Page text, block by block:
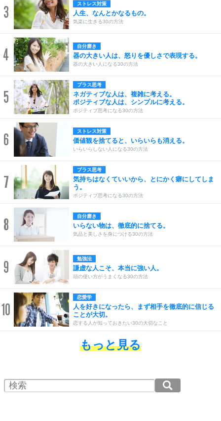
3 ストレス対策
人生、なんとかなるもの。
気楽に生きる30の方法
4 自分磨き
器の大きい人は、怒りを優しさで表現する。
器の大きい人になる30の方法
5
プラス思考
ネガティブな人は、複雑に考える。
ポジティブな人は、シンプルに考える。
ポジティブ思考になる30の方法
6 ストレス対策
価値観を捨てると、いらいらも消える。
いらいらしない人になる30の方法
7
プラス思考
気持ちはなくていいから、とにかく癖にしてしま
う。
ポジティブ思考になる30の方法
8 自分磨き
いらない物は、徹底的に捨てる。
気品と美しさを身につける30の方法
9 勉強法
謙虚な人こそ、本当に強い人。
頭の使い方がうまくなる30の方法
10
恋愛学
人を好きになったら、まず相手を徹底的に信じる
ことが大切。
恋する人が知っておきたい30の大切なこと
もっと見る